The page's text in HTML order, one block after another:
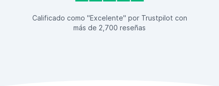
Calificado como "Excelente" por Trustpilot con
más de 2,700 reseñas